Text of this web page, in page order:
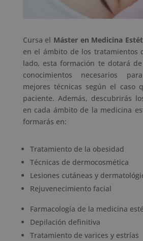
Cursa el Máster en Medicina
en el ámbito de los tratamientos
lado, esta formación te dotará
conocimientos necesarios
mejores técnicas según el caso
paciente. Además, descubrirás
en cada ámbito de la medicina
formarás en:
Tratamiento de la obesidad
Técnicas de dermocosmética
Lesiones cutáneas y
Rejuvenecimiento facial
Farmacología de la medicina
Depilación definitiva
Tratamiento de varices y estrías